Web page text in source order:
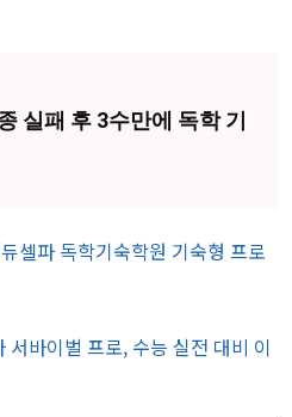
실패 후 3수만에 독학 기
셀파 독학기숙학원 기숙형 프로
바이벌 프로, 수능 실전 대비 이